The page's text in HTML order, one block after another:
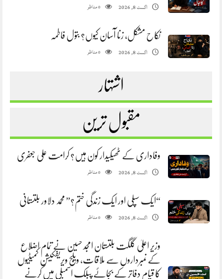
اگست 8, 2026 0مناظر
نکاح مشکل، زنا آسان کیوں؟ بتول فاطمہ
اگست 8, 2026 0مناظر
اشتہار
مقبول ترین
وفاداری کے ٹھیکیدار کون ہیں؟ کرامت علی جعفری
اگست 8, 2026 0مناظر
“ایک سپلی اور ایک زندگی ختم؟” محمد دلاور بلتستانی
اگست 8, 2026 0مناظر
وزیر اعلیٰ گلگت بلتستان امجد حسین نے تمام اضلاع
کے نمبرداروں سے ملاقات، ویلج ویریفکیشن کمیٹیوں
کا قیام دفاتر کے بجائے پبلک اسمبلی میں کرنے